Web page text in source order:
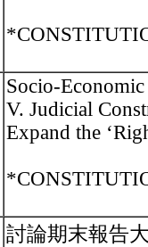
Socio-
V. Judicial
Expand the
討論期末報告